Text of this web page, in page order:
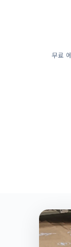
무료